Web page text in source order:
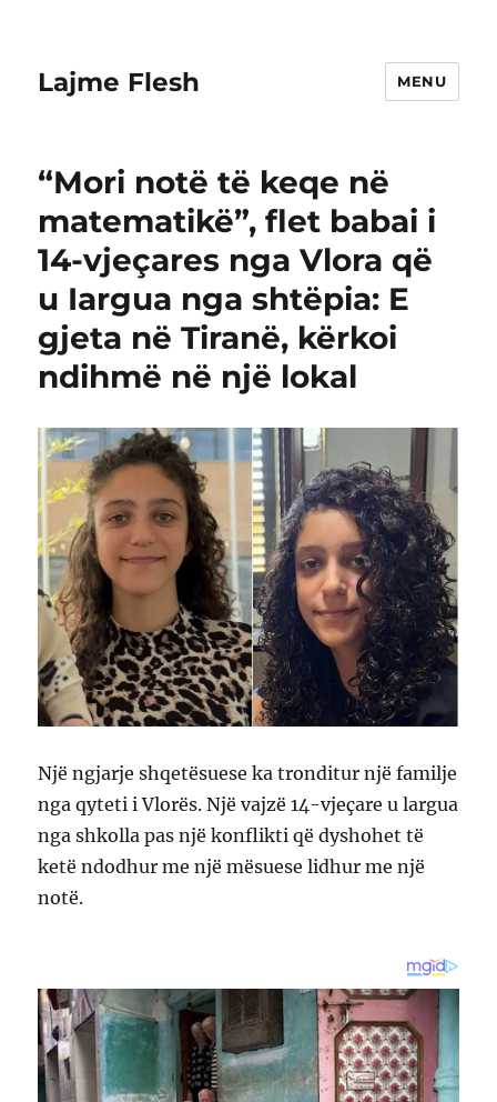
Lajme Flesh MENU
“Mori notë të keqe në
matematikë”, flet babai i
14-vjeçares nga Vlora që
u Iargua nga shtëpia: E
gjeta në Tiranë, kërkoi
ndihmë në një lokal
Një ngjarje shqetësuese ka tronditur një familje
nga qyteti i Vlorës. Një vajzë 14-vjeçare u largua
nga shkolla pas një konflikti që dyshohet të
ketë ndodhur me një mësuese lidhur me një
notë.